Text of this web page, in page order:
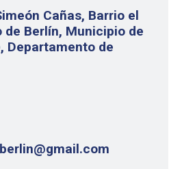
Cañas, Barrio el
de Berlín, Municipio de
Departamento de